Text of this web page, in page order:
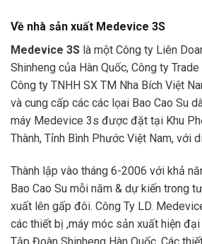
Về nhà sản xuất Medevice 3S
Medevice 3S là một Công ty Liên
Shinheng của Hàn Quốc, Công ty
Công ty TNHH SX TM Nha Bích Việt
và cung cấp các các lọai Bao Cao Su
máy Medevice 3s được đặt tại Khu
Thành, Tỉnh Bình Phước Việt Nam, với
Thành lập vào tháng 6-2006 với khả
Bao Cao Su mỗi năm & dự kiến trong
xuất lên gấp đôi. Công Ty LD.
các thiết bị ,máy móc sản xuất hiện
Tập Đoàn Shinheng Hàn Quốc. Các